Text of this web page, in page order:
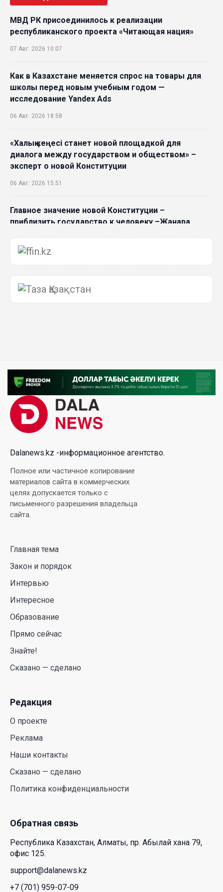
МВД РК присоединилось к реализации
республиканского проекта «Читающая нация»
07 Авг. 2026 10:07
Как в Казахстане меняется спрос на товары для
школы перед новым учебным годом —
исследование Yandex Ads
06 Авг. 2026 18:58
«Халық кеңесі станет новой площадкой для
диалога между государством и обществом» –
эксперт о новой Конституции
06 Авг. 2026 15:51
Главное значение новой Конституции –
приблизить государство к человеку –Жанара
05 Авг. 2026 16:08
Общественные наблюдатели «ДАУЫС»
рассказали о подготовке за выборами в
Курултай
Xiaomi SkyNomad
04 Авг. 2026 18:35
В Луну врежется 12-метровый фрагмент ракеты
Falcon 9: ученые готовятся к наблюдениям
Димаш Кудайберген выпустил клип с красивой
хореографией на народную песню
31 Июл. 2026 14:11
В области Абай началось строительство
индустриально-экологического
деревообрабатывающего парка полного цикла
«EcoForest»
30 Июл. 2026 14:05
Июль и август — непростое время для
действительно легче дышать
переходит к развитию экосистемы устройств с
искусственным интеллектом
28 Июл. 2026 10:39
какие возможности открывает форум
26 Июл. 2026 12:11
Межпартийные теледебаты выйдут в эфире
республиканских телеканалов
23 Июл. 2026 21:15
Dalanews.kz -информационное агентство.
Полное или частичное копирование
материалов сайта в коммерческих
целях допускается только с
письменного разрешения владельца
сайта.
Главная тема
Закон и порядок
Интервью
Интересное
Образование
Прямо сейчас
Знайте!
Сказано — сделано
Редакция
О проекте
Реклама
Наши контакты
Сказано — сделано
Политика конфиденциальности
Обратная связь
Республика Казахстан, Алматы, пр. Абылай хана 79,
офис 125.
support@dalanews.kz
+7 (701) 959-07-09